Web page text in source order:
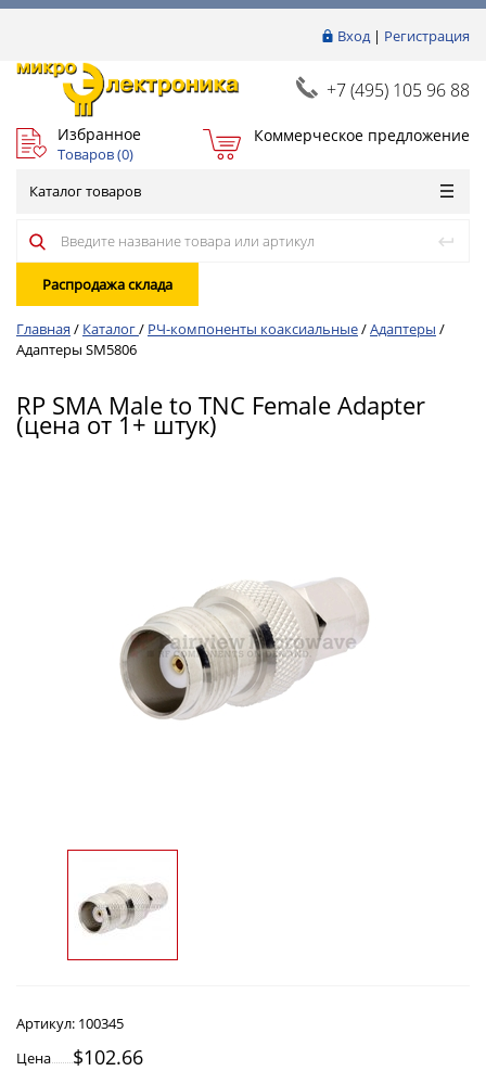
Вход| Регистрация
+7 (495) 105 96 88
Избранное
Товаров (0)
Коммерческое предложение
Каталог товаров
Распродажа склада
Главная / Каталог/ РЧ-компоненты коаксиальные/Адаптеры /
Адаптеры SM5806
RP SMA Male to TNC Female Adapter
(цена от 1+ штук)
Артикул: 100345
Цена
$102.66